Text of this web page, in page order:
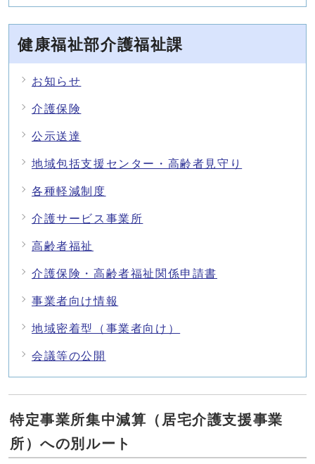
健康福祉部介護福祉課
お知らせ
介護保険
公示送達
地域包括支援センター・高齢者見守り
各種軽減制度
介護サービス事業所
高齢者福祉
介護保険・高齢者福祉関係申請書
事業者向け情報
地域密着型（事業者向け）
会議等の公開
特定事業所集中減算（居宅介護支援事業
所）への別ルート